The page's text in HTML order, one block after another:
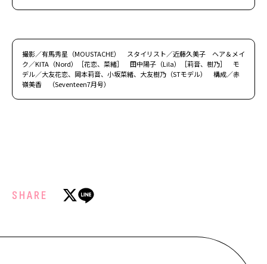
撮影／有馬秀星（MOUSTACHE） スタイリスト／近藤久美子 ヘア＆メイ
ク／KITA（Nord）［花恋、菜緒］ 田中陽子（Lila）［莉音、樹乃］ モ
デル／大友花恋、岡本莉音、小坂菜緒、大友樹乃（STモデル） 構成／赤
嶺美香 （Seventeen7月号）
SHARE